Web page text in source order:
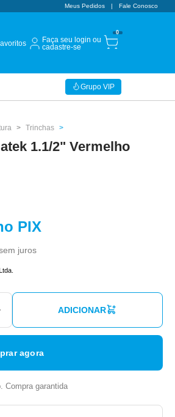
Meus Pedidos Fale Conosco
Faça seu login ou
cadastre-se
0
Grupo VIP
Trinchas
1.1/2" Vermelho
PIX
juros
ADICIONAR
agora
Compra garantida